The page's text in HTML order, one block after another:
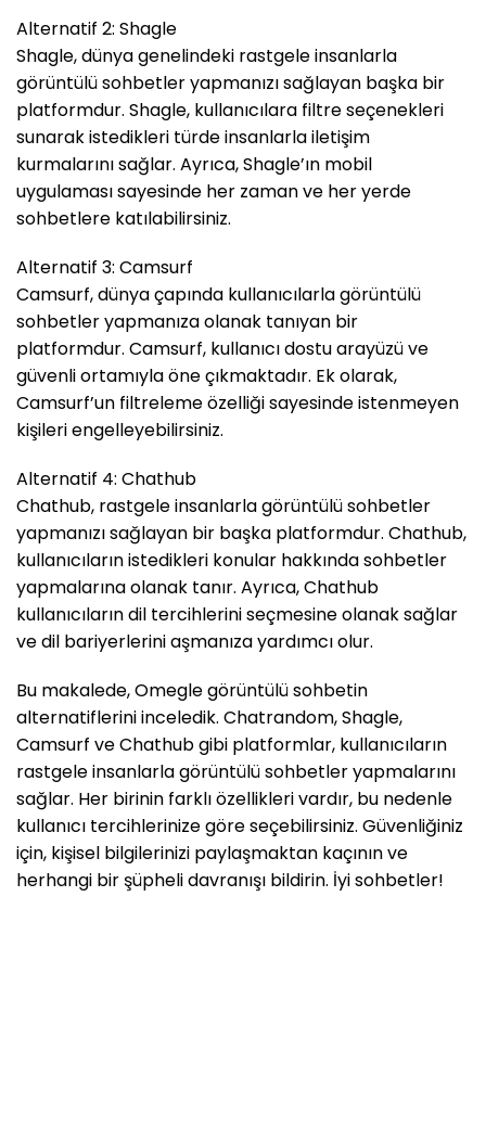
Alternatif 2: Shagle
Shagle, dünya genelindeki rastgele insanlarla
görüntülü sohbetler yapmanızı sağlayan başka bir
platformdur. Shagle, kullanıcılara filtre seçenekleri
sunarak istedikleri türde insanlarla iletişim
kurmalarını sağlar. Ayrıca, Shagle’ın mobil
uygulaması sayesinde her zaman ve her yerde
sohbetlere katılabilirsiniz.
Alternatif 3: Camsurf
Camsurf, dünya çapında kullanıcılarla görüntülü
sohbetler yapmanıza olanak tanıyan bir
platformdur. Camsurf, kullanıcı dostu arayüzü ve
güvenli ortamıyla öne çıkmaktadır. Ek olarak,
Camsurf’un filtreleme özelliği sayesinde istenmeyen
kişileri engelleyebilirsiniz.
Alternatif 4: Chathub
Chathub, rastgele insanlarla görüntülü sohbetler
yapmanızı sağlayan bir başka platformdur. Chathub,
kullanıcıların istedikleri konular hakkında sohbetler
yapmalarına olanak tanır. Ayrıca, Chathub
kullanıcıların dil tercihlerini seçmesine olanak sağlar
ve dil bariyerlerini aşmanıza yardımcı olur.
Bu makalede, Omegle görüntülü sohbetin
alternatiflerini inceledik. Chatrandom, Shagle,
Camsurf ve Chathub gibi platformlar, kullanıcıların
rastgele insanlarla görüntülü sohbetler yapmalarını
sağlar. Her birinin farklı özellikleri vardır, bu nedenle
kullanıcı tercihlerinize göre seçebilirsiniz. Güvenliğiniz
için, kişisel bilgilerinizi paylaşmaktan kaçının ve
herhangi bir şüpheli davranışı bildirin. İyi sohbetler!